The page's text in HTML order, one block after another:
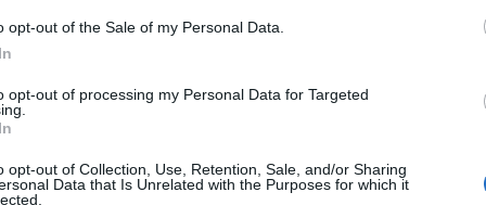
opt-out of the Sale of my Personal Data.
opt-out of processing my Personal Data for Targeted
opt-out of Collection, Use, Retention, Sale, and/or Sharing
Data that Is Unrelated with the Purposes for which it
e il massimo del loro gusto si ottiene
di
buono può causare dei problemi di
alternative per mangiare il riccio di
forbici taglia ricci si estrae la parte